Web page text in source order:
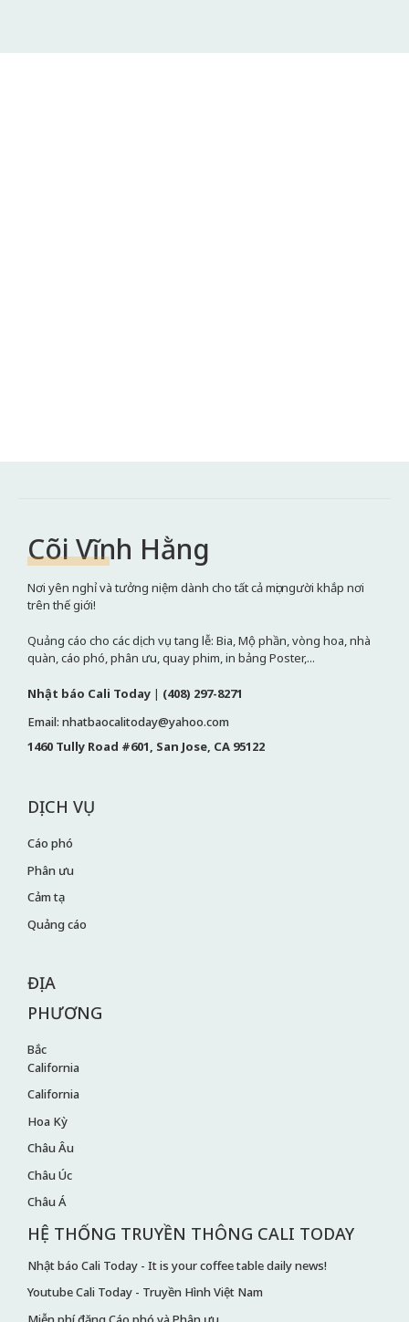
Cõi Vĩnh Hằng
Nơi yên nghỉ và tưởng niệm dành cho tất cả mọi người khắp nơi
trên thế giới!
Quảng cáo cho các dịch vụ tang lễ: Bia, Mộ phần, vòng hoa, nhà
quàn, cáo phó, phân ưu, quay phim, in bảng Poster,...
Nhật báo Cali Today | (408) 297-8271
Email: nhatbaocalitoday@yahoo.com
1460 Tully Road #601, San Jose, CA 95122
DỊCH VỤ
Cáo phó
Phân ưu
Cảm tạ
Quảng cáo
ĐỊA
PHƯƠNG
Bắc
California
California
Hoa Kỳ
Châu Âu
Châu Úc
Châu Á
HỆ THỐNG TRUYỀN THÔNG CALI TODAY
Nhật báo Cali Today - It is your coffee table daily news!
Youtube Cali Today - Truyền Hình Việt Nam
Miễn phí đăng Cáo phó và Phân ưu